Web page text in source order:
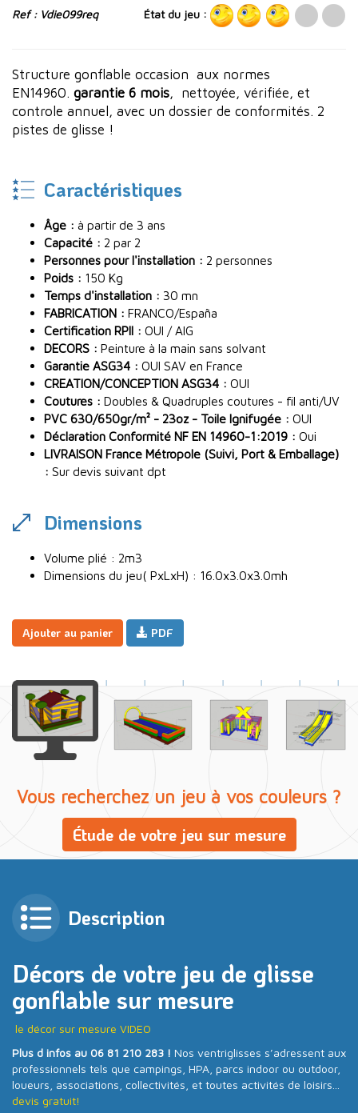
Ref : Vdie099req État du jeu :
Structure gonflable occasion aux normes
EN14960. garantie 6 mois, nettoyée, vérifiée, et
controle annuel, avec un dossier de conformités. 2
pistes de glisse !
Caractéristiques
Âge : à partir de 3 ans
Capacité : 2 par 2
Personnes pour l'installation : 2 personnes
Poids : 150 Kg
Temps d'installation : 30 mn
FABRICATION : FRANCO/España
Certification RPII : OUI / AIG
DECORS : Peinture à la main sans solvant
Garantie ASG34 : OUI SAV en France
CREATION/CONCEPTION ASG34 : OUI
Coutures : Doubles & Quadruples coutures - fil anti/UV
PVC 630/650gr/m² - 23oz - Toile Ignifugée : OUI
Déclaration Conformité NF EN 14960-1:2019 : Oui
LIVRAISON France Métropole (Suivi, Port & Emballage)
: Sur devis suivant dpt
Dimensions
Volume plié : 2m3
Dimensions du jeu( PxLxH) : 16.0x3.0x3.0mh
Ajouter au panier PDF
Vous recherchez un jeu à vos couleurs ?
Étude de votre jeu sur mesure
Description
Décors de votre jeu de glisse
gonflable sur mesure
le décor sur mesure VIDEO
Plus d infos au 06 81 210 283 ! Nos ventriglisses s’adressent aux
professionnels tels que campings, HPA, parcs indoor ou outdoor,
loueurs, associations, collectivités, et toutes activités de loisirs...
devis gratuit!